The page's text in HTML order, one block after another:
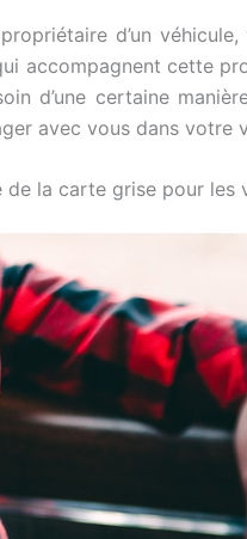
d’un
accompagnent cette
d’une certaine
avec vous dans votre
de la carte grise pour les